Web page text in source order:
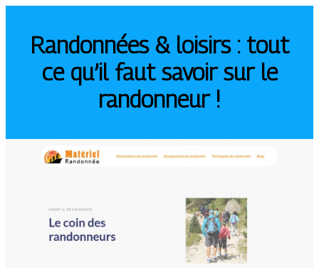
Randonnées & loisirs : tout
ce qu’il faut savoir sur le
randonneur !